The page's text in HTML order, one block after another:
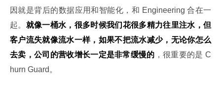
因就是背后的数据应用和智能化，和 Engineering 合在一
起。 就像一桶水，很多时候我们花很多精力往里注水，但
客户流失就像流水一样，如果不把流水减少，无论你怎么
去卖，公司的营收增长一定是非常缓慢的 ，很重要的是 C
hurn Guard。